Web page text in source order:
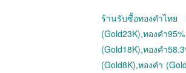
ร้านรับซื้อทองคำไท
(Gold23K),ทองคำ
(Gold18K),ทองคำ
(Gold8K),ทองคำ